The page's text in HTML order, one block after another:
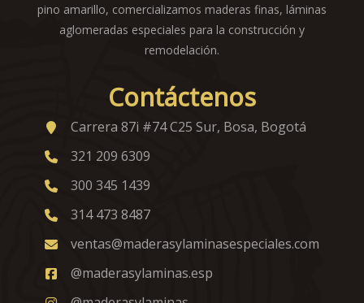
pino amarillo, comercializamos maderas finas, láminas
aglomeradas especiales para la construcción y
remodelación.
Contáctenos
Carrera 87i #74 C25 Sur, Bosa, Bogotá
321 209 6309
300 345 1439
314 473 8487
ventas@maderasylaminasespeciales.com
@maderasylaminas.esp